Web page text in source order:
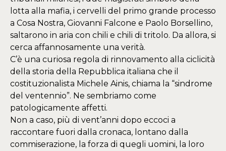
lotta alla mafia, i cervelli del primo grande processo
a Cosa Nostra, Giovanni Falcone e Paolo Borsellino,
saltarono in aria con chili e chili di tritolo. Da allora, si
cerca affannosamente una verità.
C’è una curiosa regola di rinnovamento alla ciclicità
della storia della Repubblica italiana che il
costituzionalista Michele Ainis, chiama la “sindrome
del ventennio”. Ne sembriamo come
patologicamente affetti.
Non a caso, più di vent’anni dopo eccoci a
raccontare fuori dalla cronaca, lontano dalla
commiserazione, la forza di quegli uomini, la loro